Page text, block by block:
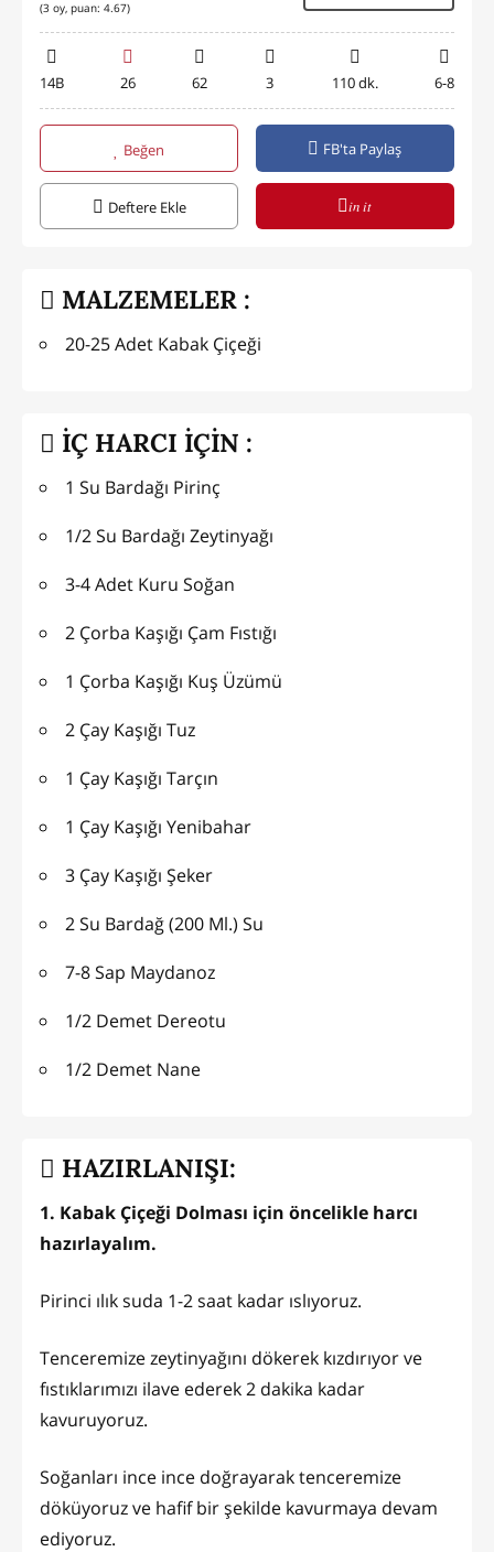
(3 oy, puan: 4.67)
14B 26 62 3 110 dk. 6-8
Beğen FB'ta Paylaş
Deftere Ekle in it
MALZEMELER :
20-25 Adet Kabak Çiçeği
İÇ HARCI İÇİN :
1 Su Bardağı Pirinç
1/2 Su Bardağı Zeytinyağı
3-4 Adet Kuru Soğan
2 Çorba Kaşığı Çam Fıstığı
1 Çorba Kaşığı Kuş Üzümü
2 Çay Kaşığı Tuz
1 Çay Kaşığı Tarçın
1 Çay Kaşığı Yenibahar
3 Çay Kaşığı Şeker
2 Su Bardağ (200 Ml.) Su
7-8 Sap Maydanoz
1/2 Demet Dereotu
1/2 Demet Nane
HAZIRLANIŞI:
1. Kabak Çiçeği Dolması için öncelikle harcı
hazırlayalım.
Pirinci ılık suda 1-2 saat kadar ıslıyoruz.
Tenceremize zeytinyağını dökerek kızdırıyor ve
fıstıklarımızı ilave ederek 2 dakika kadar
kavuruyoruz.
Soğanları ince ince doğrayarak tenceremize
döküyoruz ve hafif bir şekilde kavurmaya devam
ediyoruz.